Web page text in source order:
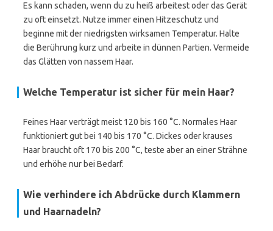
Es kann schaden, wenn du zu heiß arbeitest oder das Gerät
zu oft einsetzt. Nutze immer einen Hitzeschutz und
beginne mit der niedrigsten wirksamen Temperatur. Halte
die Berührung kurz und arbeite in dünnen Partien. Vermeide
das Glätten von nassem Haar.
Welche Temperatur ist sicher für mein Haar?
Feines Haar verträgt meist 120 bis 160 °C. Normales Haar
funktioniert gut bei 140 bis 170 °C. Dickes oder krauses
Haar braucht oft 170 bis 200 °C, teste aber an einer Strähne
und erhöhe nur bei Bedarf.
Wie verhindere ich Abdrücke durch Klammern
und Haarnadeln?